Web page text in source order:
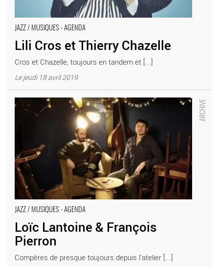
JAZZ / MUSIQUES - AGENDA
Lili Cros et Thierry Chazelle
Cros et Chazelle, toujours en tandem et [...]
Le jeudi 18 avril 2019
JAZZ / MUSIQUES - AGENDA
Loïc Lantoine & François
Pierron
Compères de presque toujours depuis l’atelier [...]
Loïc Lantoine & François Pierron - Critique sortie Jazz /
Musiques Ivry-sur-Seine Théâtre d’Ivry